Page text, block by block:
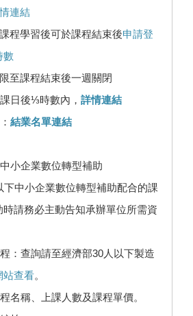
連結
程學習後可於課程結束後申請登
數
至課程結束後一週關閉
日後⅓時數內， 詳情連結
結業名單連結
小企業數位轉型補助
下中小企業數位轉型補助配合的課
請務必主動告知承辦單位所需資
：查詢請至經濟部30人以下製造
站查看。
名稱、上課人數及課程單價。